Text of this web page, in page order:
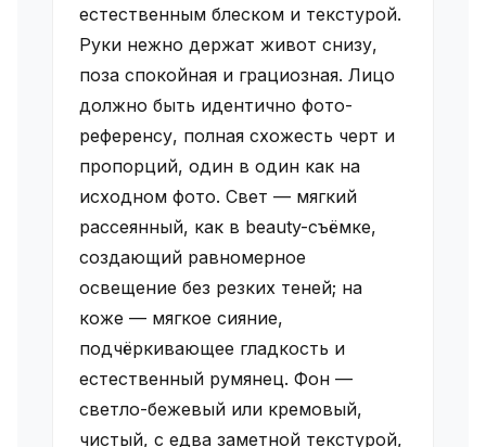
естественным блеском и текстурой.
Руки нежно держат живот снизу,
поза спокойная и грациозная. Лицо
должно быть идентично фото-
референсу, полная схожесть черт и
пропорций, один в один как на
исходном фото. Свет — мягкий
рассеянный, как в beauty-съёмке,
создающий равномерное
освещение без резких теней; на
коже — мягкое сияние,
подчёркивающее гладкость и
естественный румянец. Фон —
светло-бежевый или кремовый,
чистый, с едва заметной текстурой,